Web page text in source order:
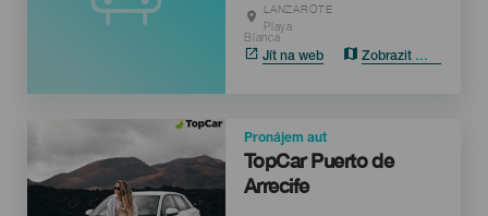
LANZAROTE
Localidad
Playa
Blanca
Jít na web Zobrazit mapu
Pronájem aut
TopCar Puerto de
Arrecife